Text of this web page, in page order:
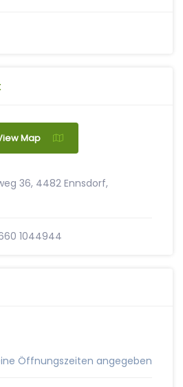
Map
36, 4482 Ennsdorf,
1044944
Öffnungszeiten angegeben